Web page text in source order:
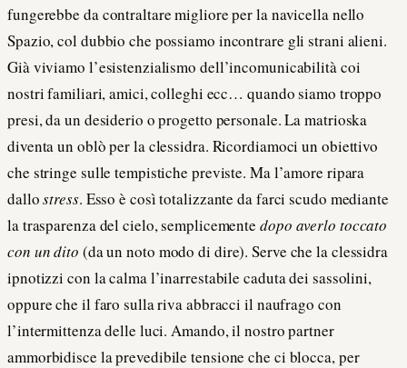
fungerebbe da contraltare migliore per la navicella nello
Spazio, col dubbio che possiamo incontrare gli strani alieni.
Già viviamo l’esistenzialismo dell’incomunicabilità coi
nostri familiari, amici, colleghi ecc… quando siamo troppo
presi, da un desiderio o progetto personale. La matrioska
diventa un oblò per la clessidra. Ricordiamoci un obiettivo
che stringe sulle tempistiche previste. Ma l’amore ripara
dallostress. Esso è così totalizzante da farci scudo mediante
la trasparenza del cielo, semplicemente dopo averlo toccato
con un dito (da un noto modo di dire). Serve che la clessidra
ipnotizzi con la calma l’inarrestabile caduta dei sassolini,
oppure che il faro sulla riva abbracci il naufrago con
l’intermittenza delle luci. Amando, il nostro partner
ammorbidisce la prevedibile tensione che ci blocca, per